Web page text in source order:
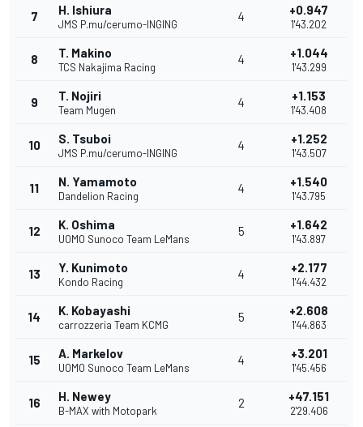
7 H. Ishiura
JMS P.mu/cerumo-INGING
4 +0.947
1'43.202
8 T. Makino
TCS Nakajima Racing
4 +1.044
1'43.299
9 T. Nojiri
Team Mugen
4 +1.153
1'43.408
10 S. Tsuboi
JMS P.mu/cerumo-INGING
4 +1.252
1'43.507
11 N. Yamamoto
Dandelion Racing
4 +1.540
1'43.795
12 K. Oshima
UOMO Sunoco Team LeMans
5 +1.642
1'43.897
13 Y. Kunimoto
Kondo Racing
4 +2.177
1'44.432
14 K. Kobayashi
carrozzeria Team KCMG
5 +2.608
1'44.863
15 A. Markelov
UOMO Sunoco Team LeMans
4 +3.201
1'45.456
16 H. Newey
B-MAX with Motopark
2 +47.151
2'29.406